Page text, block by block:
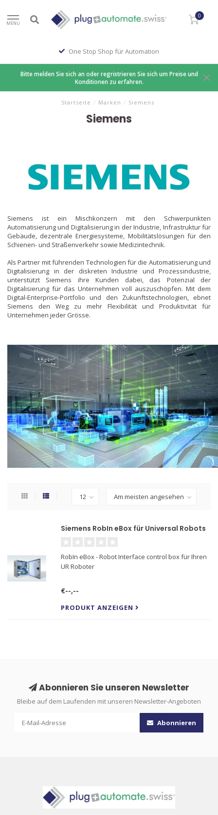
MENU
0
One Stop Shop für Automation
Bitte melden Sie sich an oder regristrieren Sie sich um Preise und
Konditionen zu erfahren.
Startseite / Marken / Siemens
Siemens
Siemens ist ein Mischkonzern mit den Schwerpunkten
Automatisierung und Digitalisierung in der Industrie, Infrastruktur für
Gebäude, dezentrale Energiesysteme, Mobilitätslösungen für den
Schienen- und Straßenverkehr sowie Medizintechnik.
Als Partner mit führenden Technologien für die Automatisierung und
Digitalisierung in der diskreten Industrie und Prozessindustrie,
unterstützt Siemens ihre Kunden dabei, das Potenzial der
Digitalisierung für das Unternehmen voll auszuschöpfen. Mit dem
Digital-Enterprise-Portfolio und den Zukunftstechnologien, ebnet
Siemens den Weg zu mehr Flexibilität und Produktivität für
Unternehmen jeder Grösse.
Siemens RobIn eBox für Universal Robots
RobIn eBox - Robot Interface control box für Ihren
UR Roboter
€--,--
PRODUKT ANZEIGEN
Abonnieren Sie unseren Newsletter
Bleibe auf dem Laufenden mit unseren Newsletter-Angeboten
Abonnieren